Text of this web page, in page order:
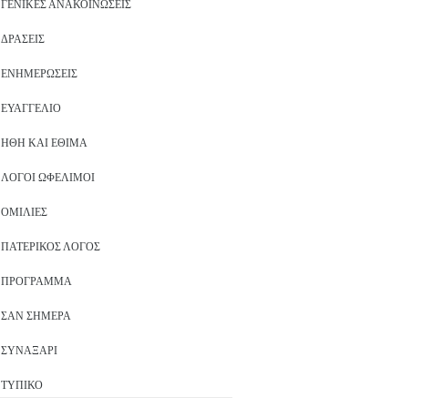
ΓΕΝΙΚΈΣ ΑΝΑΚΟΙΝΏΣΕΙΣ
ΔΡΆΣΕΙΣ
ΕΝΗΜΕΡΏΣΕΙΣ
ΕΥΑΓΓΈΛΙΟ
ΉΘΗ ΚΑΙ ΈΘΙΜΑ
ΛΌΓΟΙ ΩΦΈΛΙΜΟΙ
ΟΜΙΛΊΕΣ
ΠΑΤΕΡΙΚΌΣ ΛΌΓΟΣ
ΠΡΌΓΡΑΜΜΑ
ΣΑΝ ΣΉΜΕΡΑ
ΣΥΝΑΞΆΡΙ
ΤΥΠΙΚΌ